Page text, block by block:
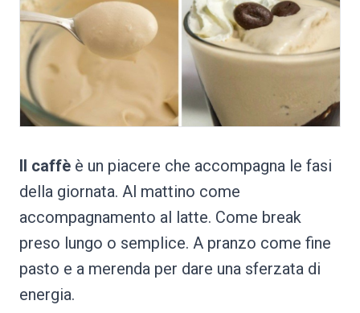
Il caffè è un piacere che accompagna le fasi
della giornata. Al mattino come
accompagnamento al latte. Come break
preso lungo o semplice. A pranzo come fine
pasto e a merenda per dare una sferzata di
energia.